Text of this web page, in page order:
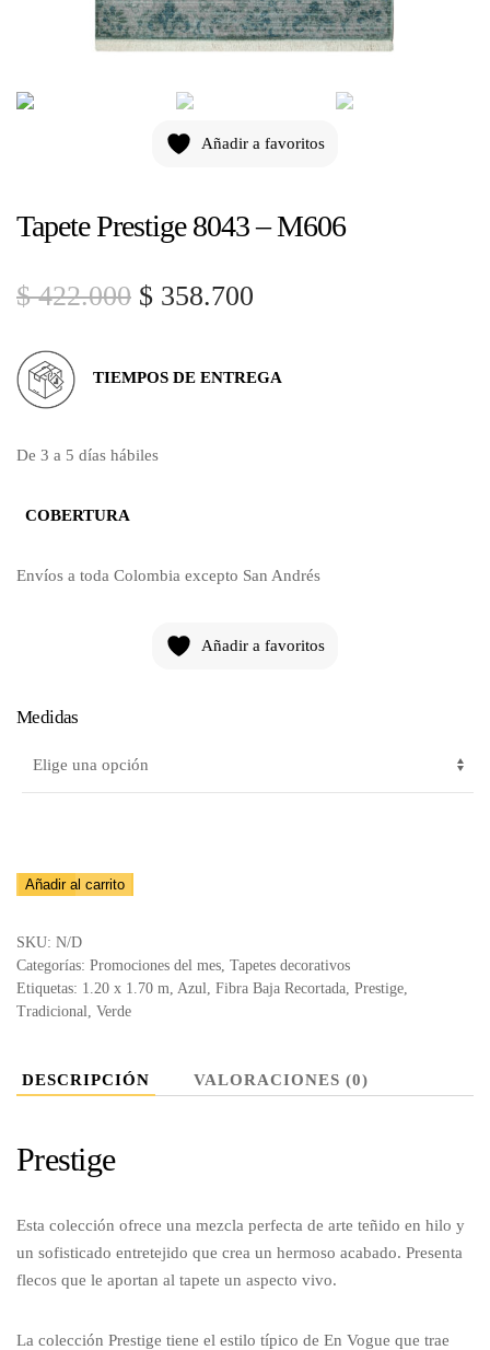
Añadir a favoritos
Tapete Prestige 8043 – M606
$422.000 $ 358.700
TIEMPOS DE ENTREGA
De 3 a 5 días hábiles
COBERTURA
Envíos a toda Colombia excepto San Andrés
Añadir a favoritos
Medidas
Tapete
8043
–
M606
cantidad
Añadir al carrito
SKU: N/D
Categorías: Promociones del mes, Tapetes decorativos
Etiquetas: 1.20 x 1.70 m, Azul, Fibra Baja Recortada, Prestige,
Tradicional, Verde
DESCRIPCIÓN VALORACIONES (0)
Prestige
Esta colección ofrece una mezcla perfecta de arte teñido en hilo y
un sofisticado entretejido que crea un hermoso acabado. Presenta
flecos que le aportan al tapete un aspecto vivo.
La colección Prestige tiene el estilo típico de En Vogue que trae